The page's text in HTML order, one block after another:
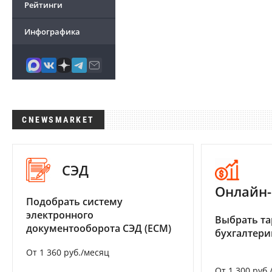
Рейтинги
Инфографика
CNEWSMARKET
СЭД
Подобрать систему
электронного
документооборота СЭД (ECM)
От 1 360 руб./месяц
Выбрать